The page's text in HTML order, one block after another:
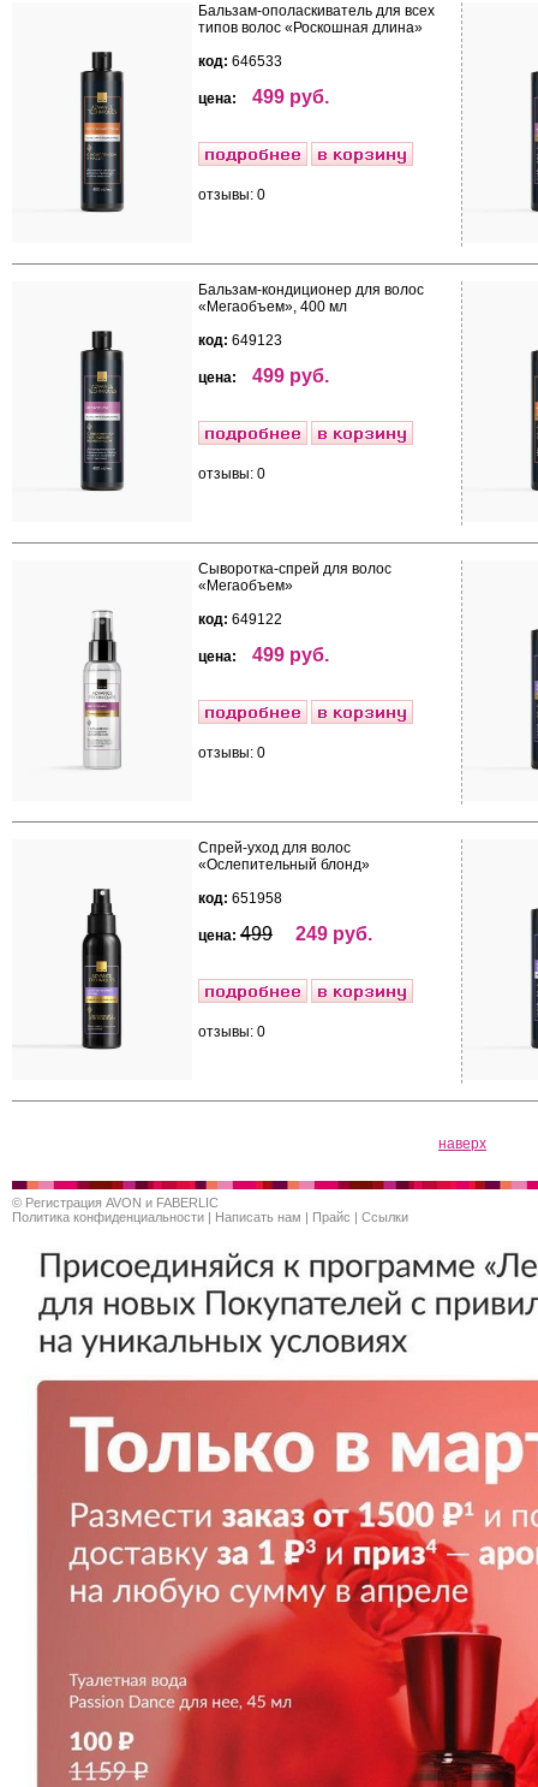
Бальзам-ополаскиватель для всех
типов волос «Роскошная длина»
код: 646533
цена: 499 руб.
отзывы: 0
Бальзам-кондиционер для волос
«Мегаобъем», 400 мл
код: 649123
цена: 499 руб.
отзывы: 0
Сыворотка-спрей для волос
«Мегаобъем»
код: 649122
цена: 499 руб.
отзывы: 0
Спрей-уход для волос
«Ослепительный блонд»
код: 651958
цена: 499 249 руб.
отзывы: 0
наверх
© Регистрация AVON и FABERLIC
Политика конфиденциальности | Написать нам | Прайс | Ссылки